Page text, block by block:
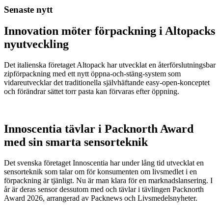
Senaste nytt
Innovation möter förpackning i Altopacks
nyutveckling
Det italienska företaget Altopack har utvecklat en återförslutningsbar
zipförpackning med ett nytt öppna-och-stäng-system som
vidareutvecklar det traditionella självhäftande easy-open-konceptet
och förändrar sättet torr pasta kan förvaras efter öppning.
Innoscentia tävlar i Packnorth Award
med sin smarta sensorteknik
Det svenska företaget Innoscentia har under lång tid utvecklat en
sensorteknik som talar om för konsumenten om livsmedlet i en
förpackning är tjänligt. Nu är man klara för en marknadslansering. I
år är deras sensor dessutom med och tävlar i tävlingen Packnorth
Award 2026, arrangerad av Packnews och Livsmedelsnyheter.